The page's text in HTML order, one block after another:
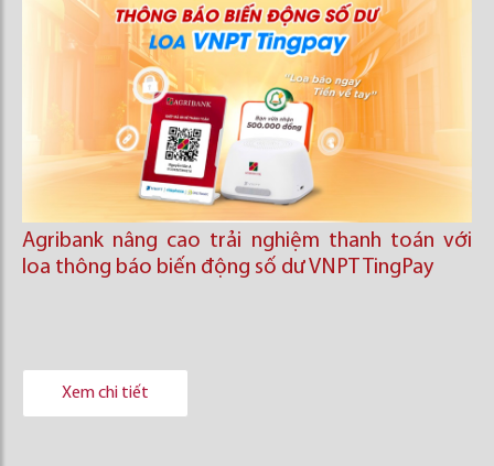
Agribank nâng cao trải nghiệm thanh toán với
loa thông báo biến động số dư VNPT TingPay
Xem chi tiết